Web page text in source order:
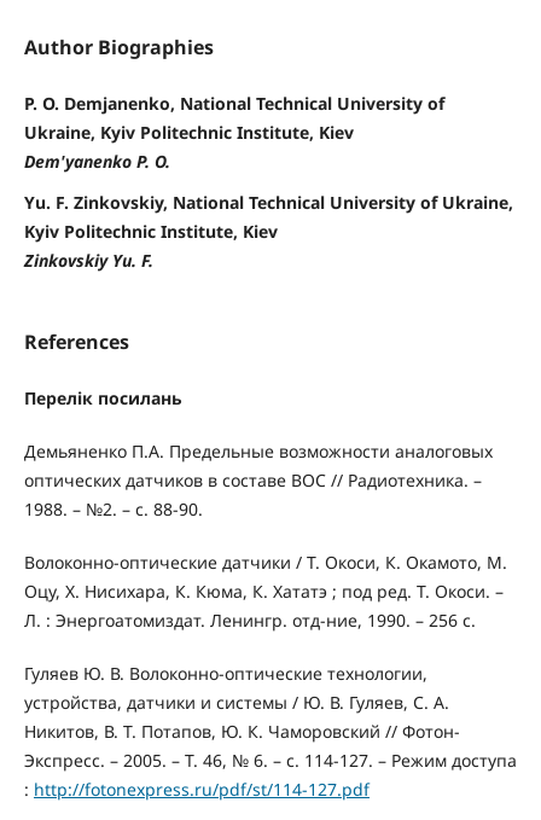
Author Biographies
P. O. Demjanenko, National Technical University of
Ukraine, Kyiv Politechnic Institute, Kiev
Dem'yanenko P. O.
Yu. F. Zinkovskiy, National Technical University of Ukraine,
Kyiv Politechnic Institute, Kiev
Zinkovskiy Yu. F.
References
Перелік посилань
Демьяненко П.А. Предельные возможности аналоговых
оптических датчиков в составе ВОС // Радиотехника. –
1988. – №2. – с. 88-90.
Волоконно-оптические датчики / Т. Окоси, К. Окамото, М.
Оцу, Х. Нисихара, К. Кюма, К. Хататэ ; под ред. Т. Окоси. –
Л. : Энергоатомиздат. Ленингр. отд-ние, 1990. – 256 с.
Гуляев Ю. В. Волоконно-оптические технологии,
устройства, датчики и системы / Ю. В. Гуляев, С. А.
Никитов, В. Т. Потапов, Ю. К. Чаморовский // Фотон-
Экспресс. – 2005. – Т. 46, № 6. – с. 114-127. – Режим доступа
: http://fotonexpress.ru/pdf/st/114-127.pdf